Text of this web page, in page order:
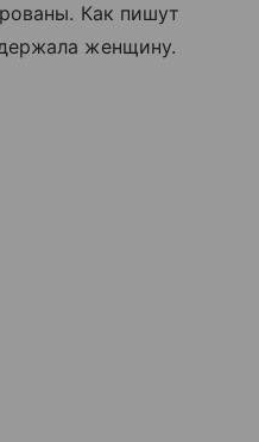
Как пишут
женщину.